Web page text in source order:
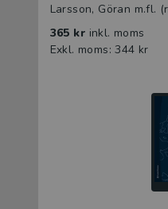
Larsson, Göran m.fl.
365 kr inkl. moms
Exkl. moms: 344 kr